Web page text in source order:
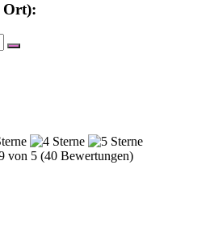
Ort):
Suchen
von 5 (40 Bewertungen)